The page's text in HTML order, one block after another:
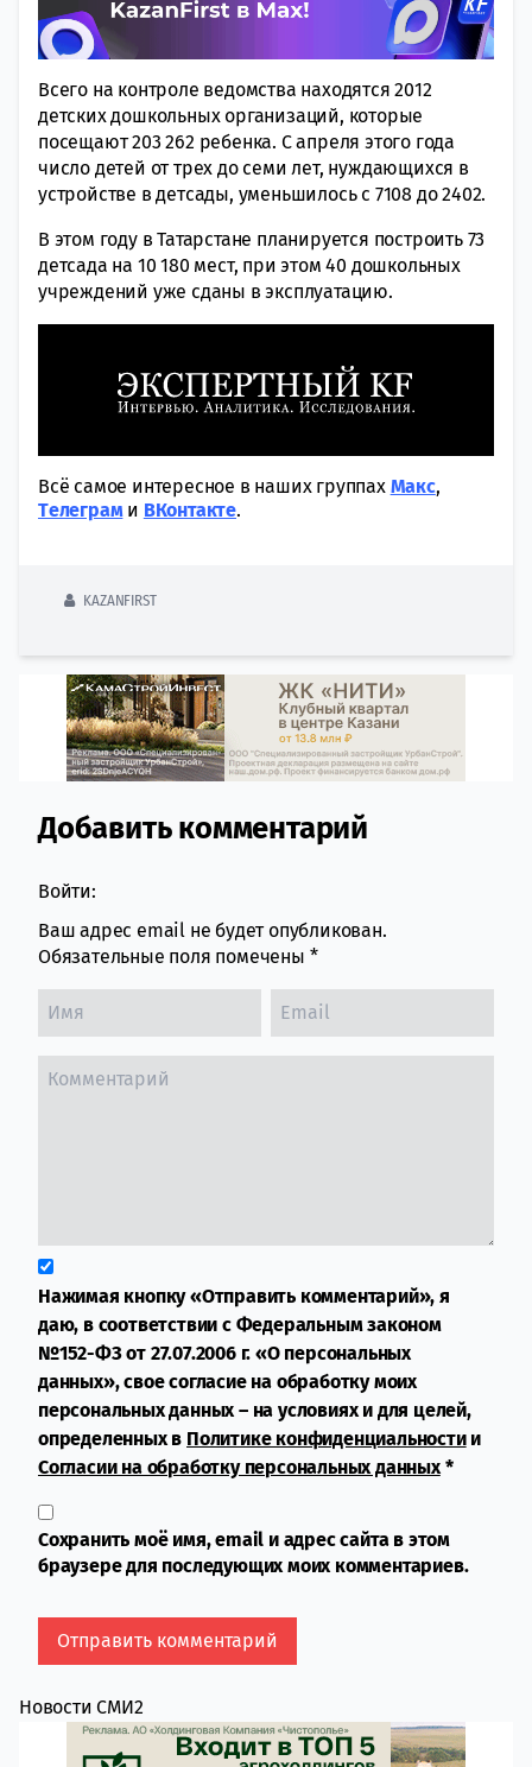
Всего на контроле ведомства находятся 2012
детских дошкольных организаций, которые
посещают 203 262 ребенка. С апреля этого года
число детей от трех до семи лет, нуждающихся в
устройстве в детсады, уменьшилось с 7108 до 2402.
В этом году в Татарстане планируется построить 73
детсада на 10 180 мест, при этом 40 дошкольных
учреждений уже сданы в эксплуатацию.
Всё самое интересное в наших группах Макс,
Tелеграми ВКонтакте.
KAZANFIRST
Comment section
Добавить комментарий
Войти:
Ваш адрес email не будет опубликован.
Обязательные поля помечены *
Нажимая кнопку «Отправить комментарий», я
даю, в соответствии с Федеральным законом
№152-ФЗ от 27.07.2006 г. «О персональных
данных», свое согласие на обработку моих
персональных данных – на условиях и для целей,
определенных в Политике конфиденциальностии
Согласии на обработку персональных данных*
Сохранить моё имя, email и адрес сайта в этом
браузере для последующих моих комментариев.
Новости СМИ2